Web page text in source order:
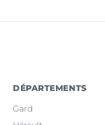
DÉPARTEMENTS
Gard